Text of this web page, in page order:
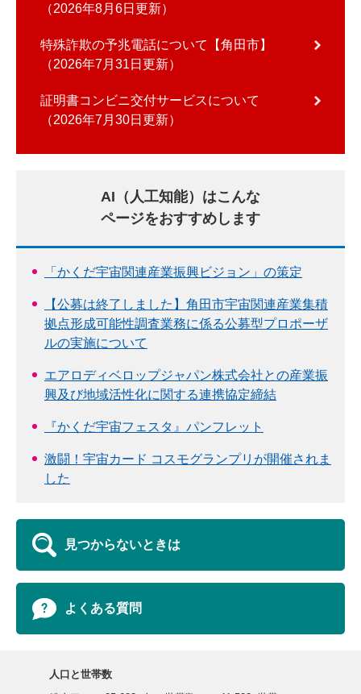
2026年8月6日更新
特殊詐欺の予兆電話について【角田市】
2026年7月31日更新
証明書コンビニ交付サービスについて
2026年7月30日更新
AI（人工知能）はこんな
ページをおすすめします
「かくだ宇宙関連産業振興ビジョン」の策定
【公募は終了しました】角田市宇宙関連産業集積
拠点形成可能性調査業務に係る公募型プロポーザ
ルの実施について
エアロディベロップジャパン株式会社との産業振
興及び地域活性化に関する連携協定締結
『かくだ宇宙フェスタ』パンフレット
激闘！宇宙カード コスモグランプリが開催されま
した
見つからないときは
よくある質問
人口と世帯数